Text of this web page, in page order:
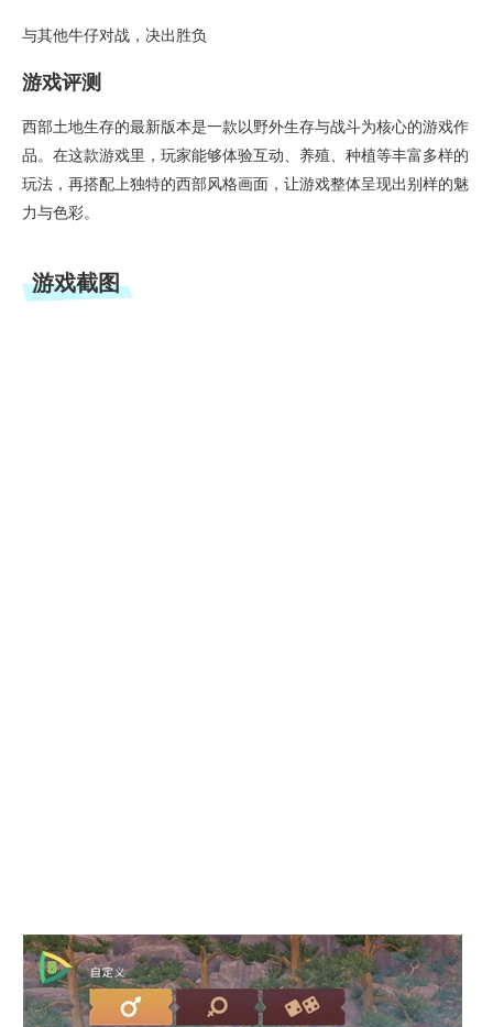
与其他牛仔对战，决出胜负
游戏评测
西部土地生存的最新版本是一款以野外生存与战斗为核心的游戏作
品。在这款游戏里，玩家能够体验互动、养殖、种植等丰富多样的
玩法，再搭配上独特的西部风格画面，让游戏整体呈现出别样的魅
力与色彩。
游戏截图